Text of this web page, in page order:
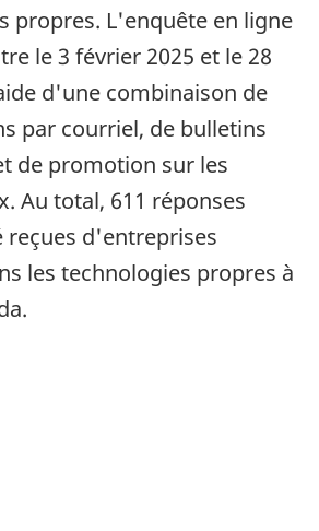
propres. L'enquête en ligne
le 3 février 2025 et le 28
d'une combinaison de
par courriel, de bulletins
de promotion sur les
Au total, 611 réponses
reçues d'entreprises
les technologies propres à